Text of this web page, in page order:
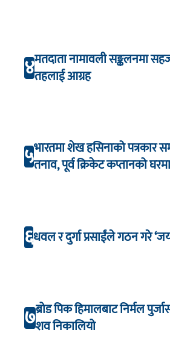
४मतदाता नामावली सङ्कलनमा
तहलाई आग्रह
५भारतमा शेख हसिनाको
तनाव, पूर्व क्रिकेट कप्तानको
६धवल र दुर्गा प्रसाईंले गठन गरे ‘जय
७ब्रोड पिक हिमालबाट निर्मल
शव निकालियो